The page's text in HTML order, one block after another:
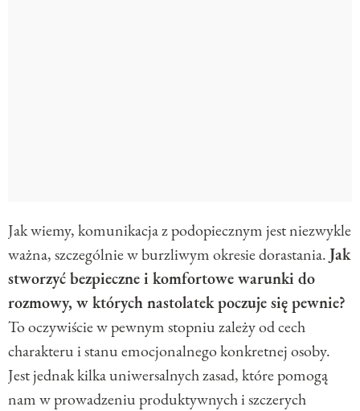
Jak wiemy, komunikacja z podopiecznym jest niezwykle
ważna, szczególnie w burzliwym okresie dorastania.Jak
stworzyć bezpieczne i komfortowe warunki do
rozmowy, w których nastolatek poczuje się pewnie?
To oczywiście w pewnym stopniu zależy od cech
charakteru i stanu emocjonalnego konkretnej osoby.
Jest jednak kilka uniwersalnych zasad, które pomogą
nam w prowadzeniu produktywnych i szczerych